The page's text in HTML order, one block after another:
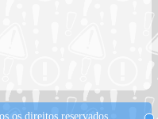
os direitos reservados.